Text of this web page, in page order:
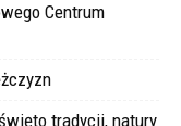
Centrum
tradycji, natury